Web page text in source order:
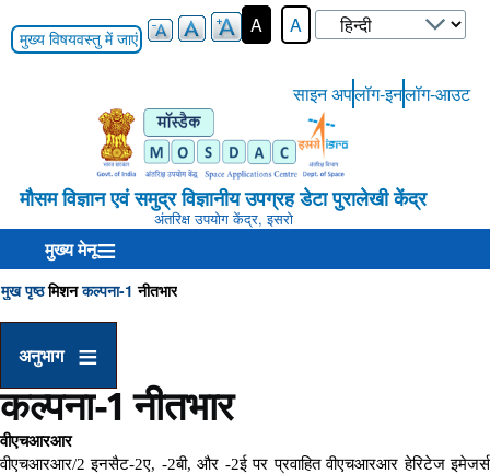
मुख्य विषयवस्तु में जाएं
A A
Select
your
User-
Login-
Menu
साइन अपलॉग-इनलॉग-आउट
मौसम विज्ञान एवं समुद्र विज्ञानीय उपग्रह डेटा पुरालेखी केंद्र
अंतरिक्ष उपयोग केंद्र, इसरो
मुख्य मेनू
Breadcrumb
मुख पृष्ठ मिशन कल्पना-1 नीतभार
अनुभाग
कल्पना-1 नीतभार
वीएचआरआर
वीएचआरआर/2इनसैट-2ए, -2बी,और -2ई पर प्रवाहित वीएचआरआर हेरिटेज इमेजर्स